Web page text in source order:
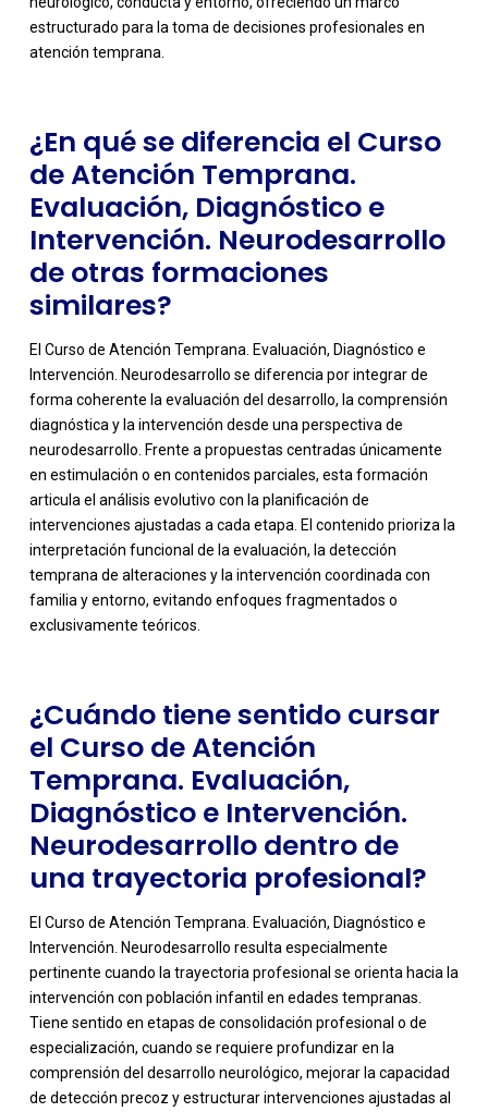
estructurado para la toma de decisiones profesionales en
atención temprana.
¿En qué se diferencia el Curso
de Atención Temprana.
Evaluación, Diagnóstico e
Intervención. Neurodesarrollo
de otras formaciones
similares?
El Curso de Atención Temprana. Evaluación, Diagnóstico e
Intervención. Neurodesarrollo se diferencia por integrar de
forma coherente la evaluación del desarrollo, la comprensión
diagnóstica y la intervención desde una perspectiva de
neurodesarrollo. Frente a propuestas centradas únicamente
en estimulación o en contenidos parciales, esta formación
articula el análisis evolutivo con la planificación de
intervenciones ajustadas a cada etapa. El contenido prioriza la
interpretación funcional de la evaluación, la detección
temprana de alteraciones y la intervención coordinada con
familia y entorno, evitando enfoques fragmentados o
exclusivamente teóricos.
-
¿Cuándo tiene sentido cursar
el Curso de Atención
Temprana. Evaluación,
Diagnóstico e Intervención.
Neurodesarrollo dentro de
una trayectoria profesional?
El Curso de Atención Temprana. Evaluación, Diagnóstico e
Intervención. Neurodesarrollo resulta especialmente
pertinente cuando la trayectoria profesional se orienta hacia la
intervención con población infantil en edades tempranas.
Tiene sentido en etapas de consolidación profesional o de
especialización, cuando se requiere profundizar en la
comprensión del desarrollo neurológico, mejorar la capacidad
de detección precoz y estructurar intervenciones ajustadas al